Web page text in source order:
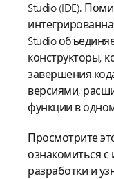
Studio (IDE).
Studio
конструкторы,
завершения
версиями,
функции в
Просмотрите
ознакомиться с
разработки и